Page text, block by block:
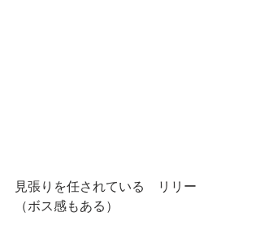
見張りを任されている　リリー
（ボス感もある）